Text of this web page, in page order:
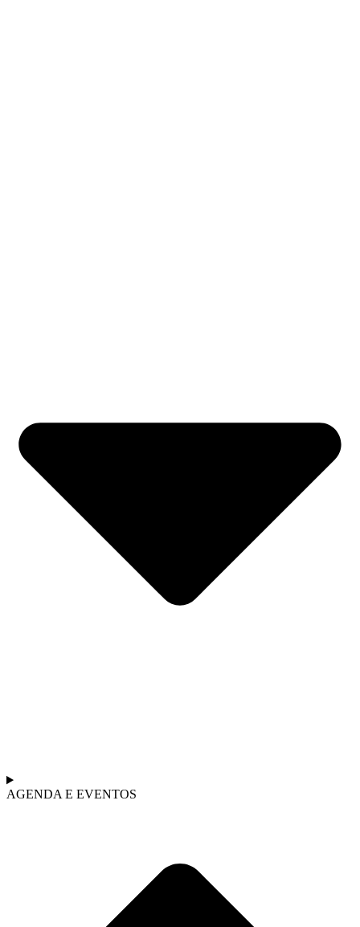
AGENDA E EVENTOS